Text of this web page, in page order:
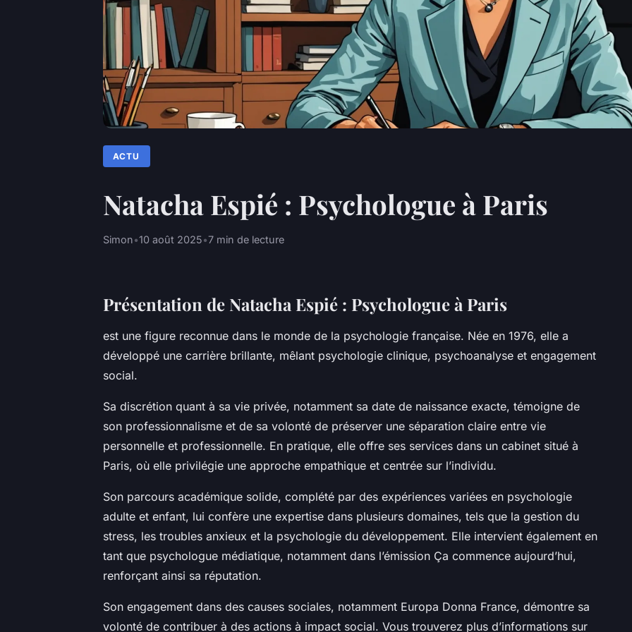
ACTU
Natacha Espié : Psychologue à Paris
Simon•10 août 2025•7 min de lecture
Présentation de Natacha Espié : Psychologue à Paris
est une figure reconnue dans le monde de la psychologie française. Née en 1976, elle a
développé une carrière brillante, mêlant psychologie clinique, psychoanalyse et engagement
social.
Sa discrétion quant à sa vie privée, notamment sa date de naissance exacte, témoigne de
son professionnalisme et de sa volonté de préserver une séparation claire entre vie
personnelle et professionnelle. En pratique, elle offre ses services dans un cabinet situé à
Paris, où elle privilégie une approche empathique et centrée sur l’individu.
Son parcours académique solide, complété par des expériences variées en psychologie
adulte et enfant, lui confère une expertise dans plusieurs domaines, tels que la gestion du
stress, les troubles anxieux et la psychologie du développement. Elle intervient également en
tant que psychologue médiatique, notamment dans l’émission Ça commence aujourd’hui,
renforçant ainsi sa réputation.
Son engagement dans des causes sociales, notamment Europa Donna France, démontre sa
volonté de contribuer à des actions à impact social. Vous trouverez plus d’informations sur